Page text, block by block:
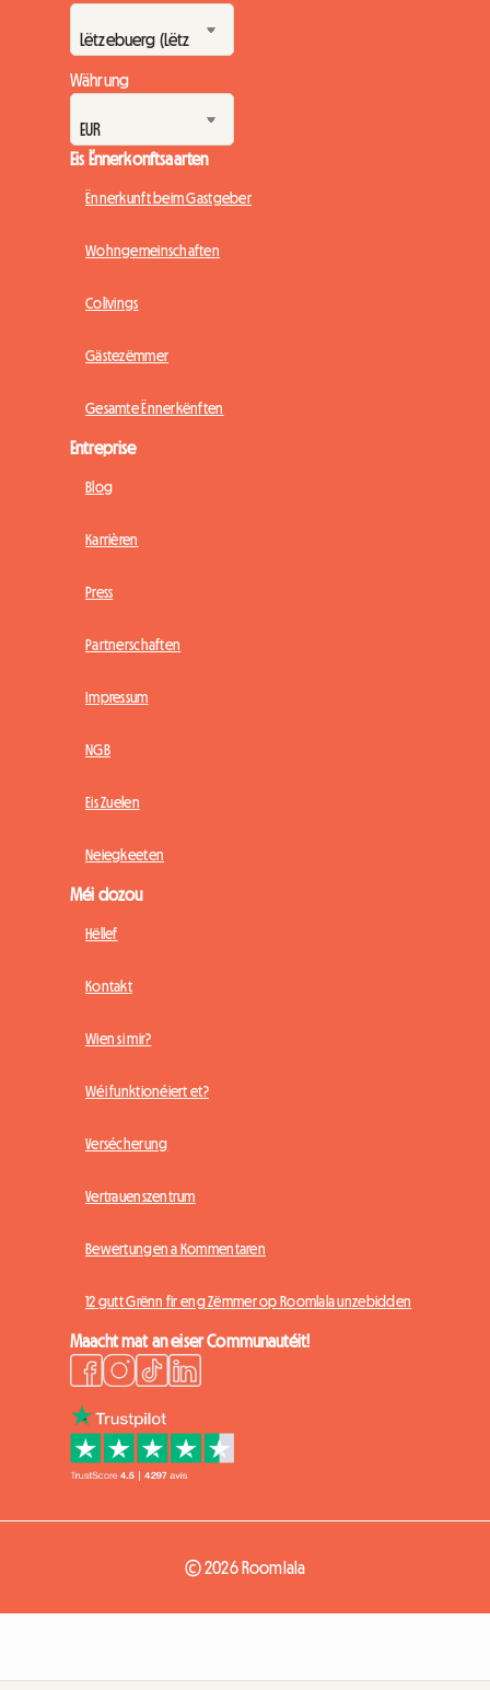
Währung
Eis Ënnerkonftsaarten
Ënnerkunft beim Gastgeber
Wohngemeinschaften
Colivings
Gästezëmmer
Gesamte Ënnerkënften
Entreprise
Blog
Karrièren
Press
Partnerschaften
Impressum
NGB
Eis Zuelen
Neiegkeeten
Méi dozou
Hëllef
Kontakt
Wien si mir?
Wéi funktionéiert et?
Versécherung
Vertrauenszentrum
Bewertungen a Kommentaren
12 gutt Grënn fir eng Zëmmer op Roomlala unzebidden
Maacht mat an eiser Communautéit!
© 2026 Roomlala